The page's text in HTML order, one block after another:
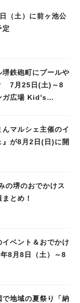
（土）に前ヶ池公
定
堺鉄砲町にプールや
7月25日(土)～8
ガ広場 Kid's
んマルシェ主催のイ
』が8月2日(日)に開
の堺のおでかけス
とめ！
イベント＆おでかけ
8月8日（土）～8
で地域の夏祭り「納